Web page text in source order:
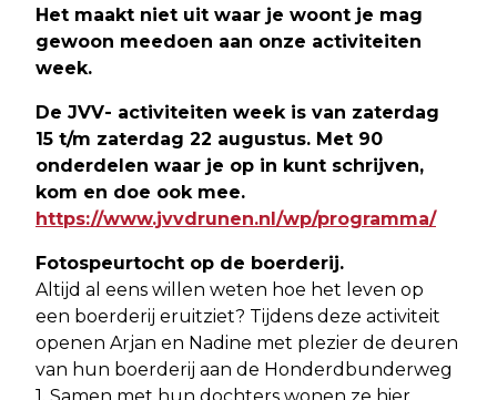
Het maakt niet uit waar je woont je mag
gewoon meedoen aan onze activiteiten
week.
De JVV- activiteiten week is van zaterdag
15 t/m zaterdag 22 augustus. Met 90
onderdelen waar je op in kunt schrijven,
kom en doe ook mee.
https://www.jvvdrunen.nl/wp/programma/
Fotospeurtocht op de boerderij.
Altijd al eens willen weten hoe het leven op
een boerderij eruitziet? Tijdens deze activiteit
openen Arjan en Nadine met plezier de deuren
van hun boerderij aan de Honderdbunderweg
1. Samen met hun dochters wonen ze hier